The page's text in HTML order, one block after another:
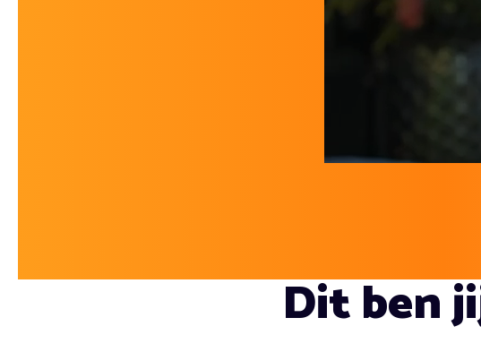
Dit ben